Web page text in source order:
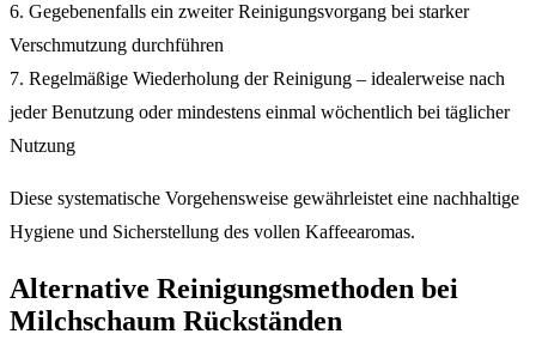
6. Gegebenenfalls ein zweiter Reinigungsvorgang bei starker
Verschmutzung durchführen
7. Regelmäßige Wiederholung der Reinigung – idealerweise nach
jeder Benutzung oder mindestens einmal wöchentlich bei täglicher
Nutzung
Diese systematische Vorgehensweise gewährleistet eine nachhaltige
Hygiene und Sicherstellung des vollen Kaffeearomas.
Alternative Reinigungsmethoden bei
Milchschaum Rückständen